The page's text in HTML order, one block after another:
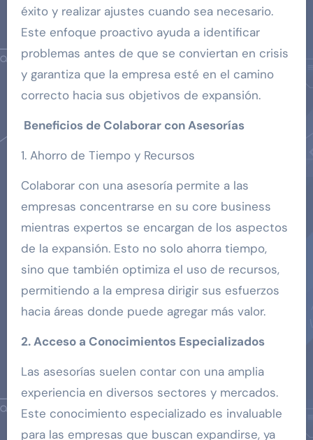
éxito y realizar ajustes cuando sea necesario.
Este enfoque proactivo ayuda a identificar
problemas antes de que se conviertan en crisis
y garantiza que la empresa esté en el camino
correcto hacia sus objetivos de expansión.
Beneficios de Colaborar con Asesorías
1. Ahorro de Tiempo y Recursos
Colaborar con una asesoría permite a las
empresas concentrarse en su core business
mientras expertos se encargan de los aspectos
de la expansión. Esto no solo ahorra tiempo,
sino que también optimiza el uso de recursos,
permitiendo a la empresa dirigir sus esfuerzos
hacia áreas donde puede agregar más valor.
2. Acceso a Conocimientos Especializados
Las asesorías suelen contar con una amplia
experiencia en diversos sectores y mercados.
Este conocimiento especializado es invaluable
para las empresas que buscan expandirse, ya